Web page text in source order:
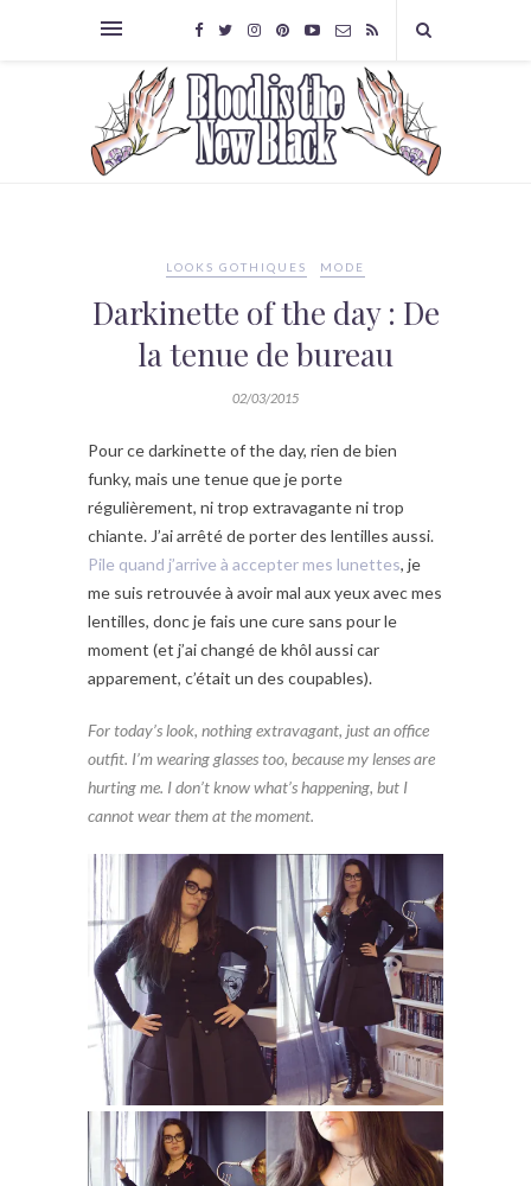
LOOKS GOTHIQUES MODE
Darkinette of the day : De
la tenue de bureau
02/03/2015
Pour ce darkinette of the day, rien de bien
funky, mais une tenue que je porte
régulièrement, ni trop extravagante ni trop
chiante. J’ai arrêté de porter des lentilles aussi.
Pile quand j’arrive à accepter mes lunettes, je
me suis retrouvée à avoir mal aux yeux avec mes
lentilles, donc je fais une cure sans pour le
moment (et j’ai changé de khôl aussi car
apparement, c’était un des coupables).
For today’s look, nothing extravagant, just an office
outfit. I’m wearing glasses too, because my lenses are
hurting me. I don’t know what’s happening, but I
cannot wear them at the moment.